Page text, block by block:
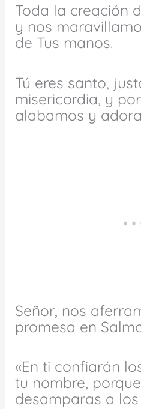
Toda la creación
y nos
de Tus manos.
Tú eres santo,
misericordia, y
alabamos y
Señor, nos
promesa en
«En ti confiarán
tu nombre,
desamparas a